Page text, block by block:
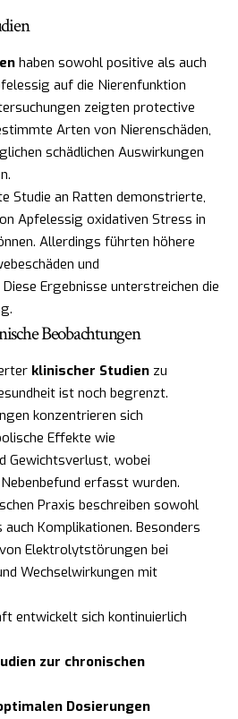
haben sowohl positive als auch
auf die Nierenfunktion
zeigten protective
Arten von Nierenschäden,
schädlichen Auswirkungen
Studie an Ratten demonstrierte,
Apfelessig oxidativen Stress in
Allerdings führten höhere
und
Ergebnisse unterstreichen die
Beobachtungen
klinischer Studien zu
ist noch begrenzt.
konzentrieren sich
Effekte wie
Gewichtsverlust, wobei
erfasst wurden.
Praxis beschreiben sowohl
Komplikationen. Besonders
Elektrolytstörungen bei
Wechselwirkungen mit
entwickelt sich kontinuierlich
zur chronischen
Dosierungen